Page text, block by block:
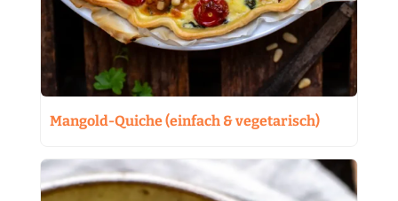
Mangold-Quiche (einfach & vegetarisch)